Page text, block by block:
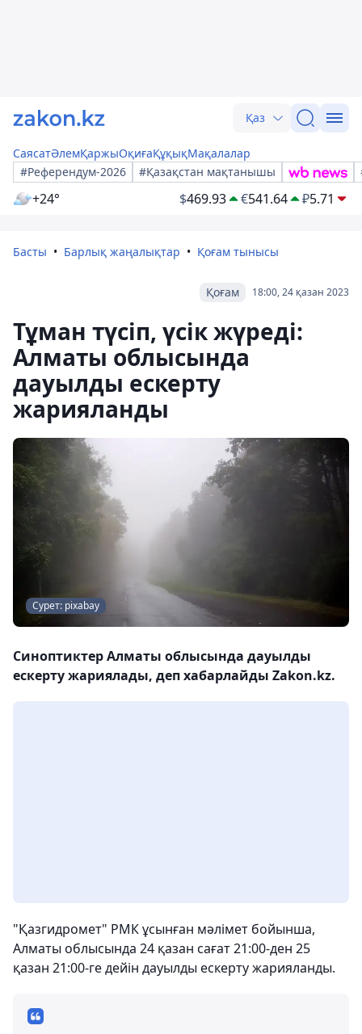
Қаз
СаясатӘлемҚаржыОқиғаҚұқықМақалалар
#Референдум-2026
#Қазақстан мақтанышы
+24° $469.93 €541.64 ₽5.71
Басты Барлық жаңалықтар Қоғам тынысы
18:00, 24 қазан 2023
Қоғам
Тұман түсіп, үсік жүреді:
Алматы облысында
дауылды ескерту
жарияланды
Сурет: pixabay
Синоптиктер Алматы облысында дауылды
ескерту жариялады, деп хабарлайды Zakon.kz.
"Қазгидромет" РМК ұсынған мәлімет бойынша,
Алматы облысында 24 қазан сағат 21:00-ден 25
қазан 21:00-ге дейін дауылды ескерту жарияланды.